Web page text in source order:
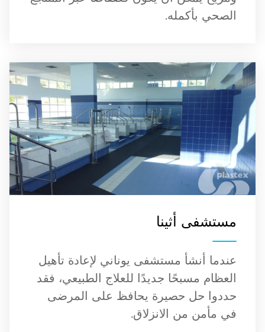
الصحي بأكمله.
مستشفى أثينا
عندما أنشأ مستشفى يوناني لإعادة تأهيل
العظام مسبحًا جديدًا للعلاج الطبيعي، فقد
حددوا حل حصيرة يحافظ على المرضى
في مأمن من الانزلاق.